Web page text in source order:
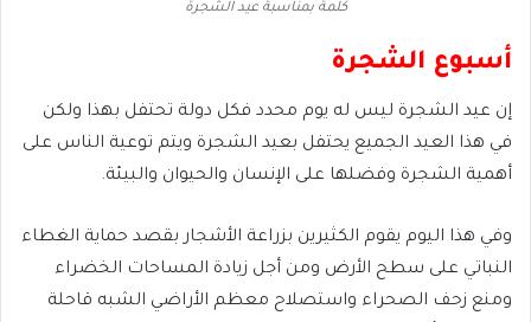
كلمة بمناسبة عيد الشجرة
أسبوع الشجرة
إن عيد الشجرة ليس له يوم محدد فكل دولة تحتفل بهذا ولكن
في هذا العيد الجميع يحتفل بعيد الشجرة ويتم توعية الناس على
أهمية الشجرة وفضلها على الإنسان والحيوان والبيئة.
وفي هذا اليوم يقوم الكثيرين بزراعة الأشجار بقصد حماية الغطاء
النباتي على سطح الأرض ومن أجل زيادة المساحات الخضراء
ومنع زحف الصحراء واستصلاح معظم الأراضي الشبه قاحلة